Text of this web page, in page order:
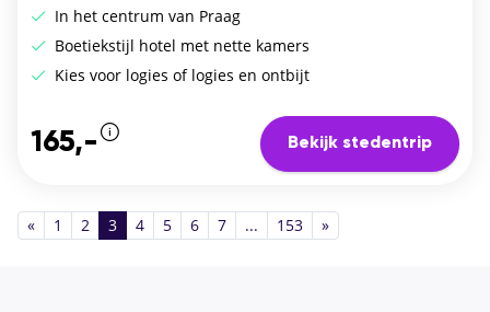
In het centrum van Praag
Boetiekstijl hotel met nette kamers
Kies voor logies of logies en ontbijt
165,- Bekijk stedentrip
« 1 2 3 4 5 6 7 ... 153 »